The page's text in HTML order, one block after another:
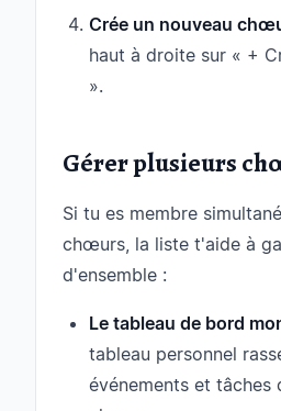
Crée un nouveau
haut à droite sur « +
».
Gérer plusieurs
Si tu es membre
chœurs, la liste t'aide à
d'ensemble :
Le tableau de bord
tableau personnel
événements et tâches